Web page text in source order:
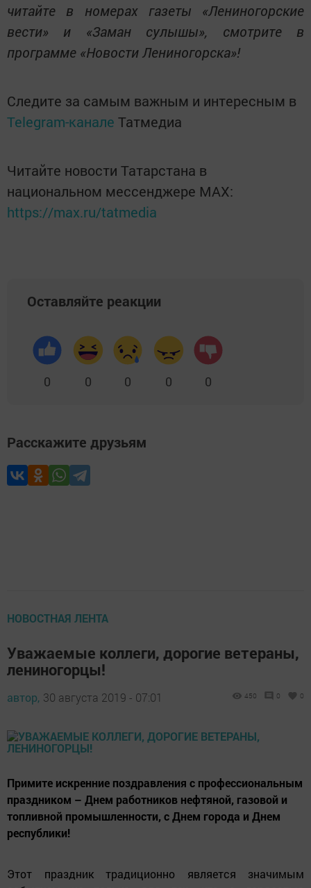
читайте в номерах газеты «Лениногорские
вести» и «Заман сулышы», смотрите в
программе «Новости Лениногорска»!
Следите за самым важным и интересным в
Telegram-канале Татмедиа
Читайте новости Татарстана в
национальном мессенджере MАХ:
https://max.ru/tatmedia
Оставляйте реакции
0 0 0 0 0
Расскажите друзьям
НОВОСТНАЯ ЛЕНТА
Уважаемые коллеги, дорогие ветераны,
лениногорцы!
автор, 30 августа 2019 - 07:01 450 0 0
Примите искренние поздравления с профессиональным
праздником – Днем работников нефтяной, газовой и
топливной промышленности, с Днем города и Днем
республики!
Этот праздник традиционно является значимым